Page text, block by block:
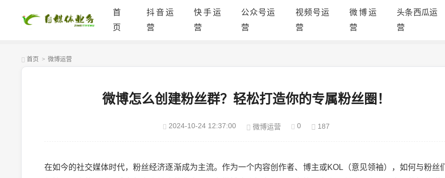
首
页
抖音运
营
快手运
营
公众号运
营
视频号运
营
微博运
营
头条西瓜运
营
首页 > 微博运营
微博怎么创建粉丝群？轻松打造你的专属粉丝圈！
2024-10-24 12:37:00 微博运营 0 187
在如今的社交媒体时代，粉丝经济逐渐成为主流。作为一个内容创作者、博主或KOL（意见领袖），如何与粉丝们